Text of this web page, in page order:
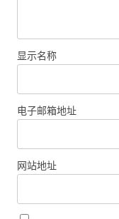
显示名称
电子邮箱地址
网站地址